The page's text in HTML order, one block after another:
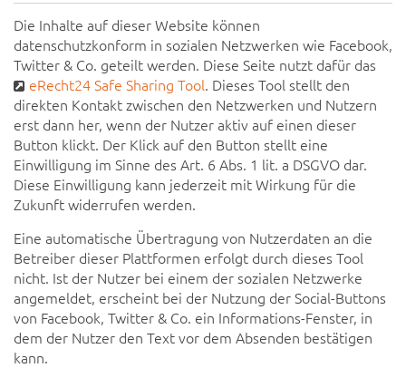
Die Inhalte auf dieser Website können
datenschutzkonform in sozialen Netzwerken wie Facebook,
Twitter & Co. geteilt werden. Diese Seite nutzt dafür das
eRecht24 Safe Sharing Tool. Dieses Tool stellt den
direkten Kontakt zwischen den Netzwerken und Nutzern
erst dann her, wenn der Nutzer aktiv auf einen dieser
Button klickt. Der Klick auf den Button stellt eine
Einwilligung im Sinne des Art. 6 Abs. 1 lit. a DSGVO dar.
Diese Einwilligung kann jederzeit mit Wirkung für die
Zukunft widerrufen werden.
Eine automatische Übertragung von Nutzerdaten an die
Betreiber dieser Plattformen erfolgt durch dieses Tool
nicht. Ist der Nutzer bei einem der sozialen Netzwerke
angemeldet, erscheint bei der Nutzung der Social-Buttons
von Facebook, Twitter & Co. ein Informations-Fenster, in
dem der Nutzer den Text vor dem Absenden bestätigen
kann.